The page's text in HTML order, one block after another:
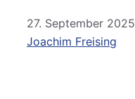
27. September 2025
Joachim Freising